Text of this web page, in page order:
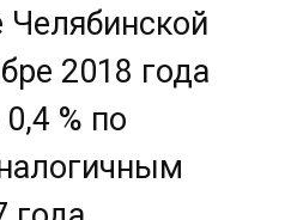
Челябинской
2018 года
% по